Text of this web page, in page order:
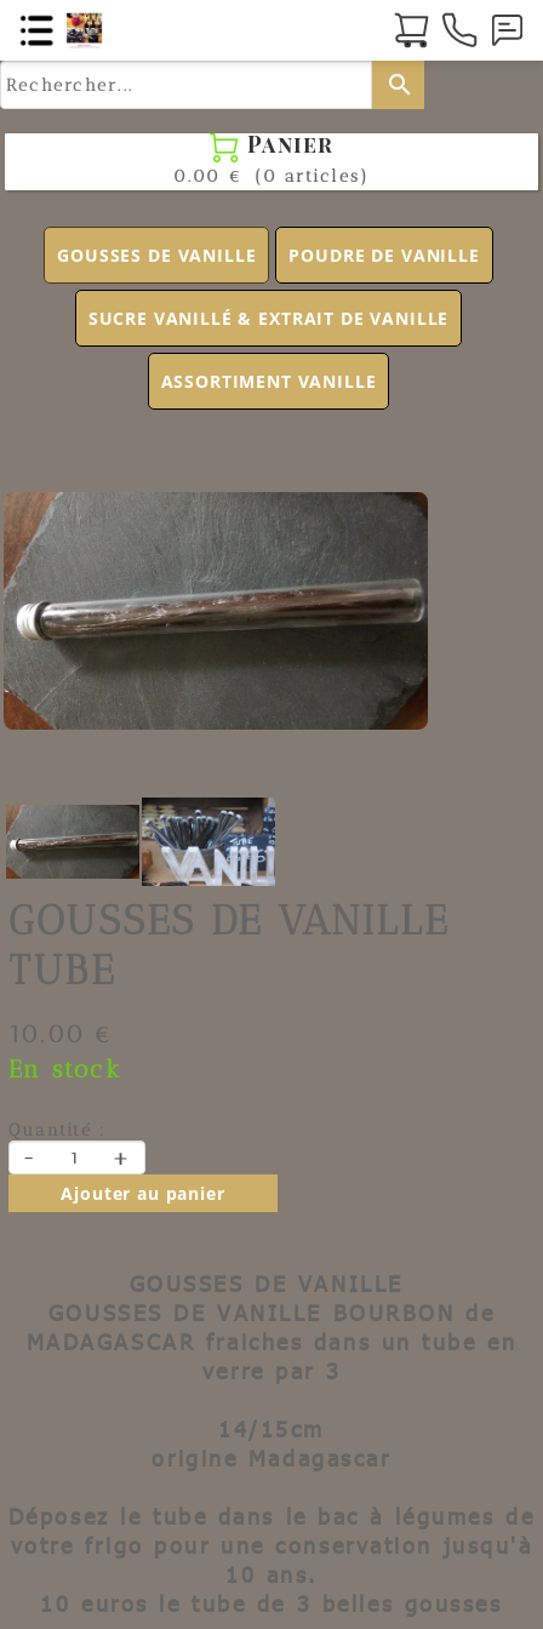
search
 Panier
0.00 € (0 articles)
GOUSSES DE VANILLE POUDRE DE VANILLE
SUCRE VANILLÉ & EXTRAIT DE VANILLE
ASSORTIMENT VANILLE
GOUSSES DE VANILLE
TUBE
10.00 €
En stock
Quantité :
- +
Ajouter au panier
GOUSSES DE VANILLE
GOUSSES DE VANILLE
BOURBON de
MADAGASCAR fraiches dans un tube en
verre par 3
14/15cm
origine Madagascar
Déposez le tube dans le bac à légumes de
votre frigo pour une conservation jusqu'à
10 ans.
10 euros le tube de 3 belles gousses